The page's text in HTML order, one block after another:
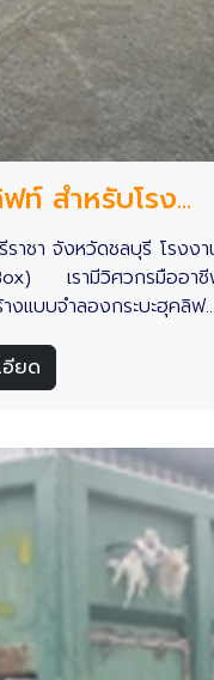
ท์ สำหรับโรง...
าชา จังหวัดชลบุรี โรงง
เรามีวิศวกรมืออา
งแบบจำลองกระบะฮุคลิฟ
ลิตด้วยบุคลากร ทีมช่าง
ละการรับประกัน 2 ปี กระ
องการกระบะฮุคลิฟท์
ตสาหกรรมทั่วประเทศไท
เติม
อียด